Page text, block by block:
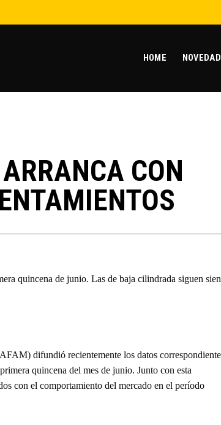
HOME
CON
quincena de junio. Las de baja cilindrada siguen
difundió recientemente los datos
quincena del mes de junio. Junto con esta
con el comportamiento del mercado en el período